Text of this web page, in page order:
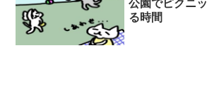
公園でピクニ
る時間